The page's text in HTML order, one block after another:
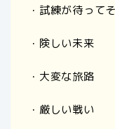
・試練が待って
・険しい未来
・大変な旅路
・厳しい戦い